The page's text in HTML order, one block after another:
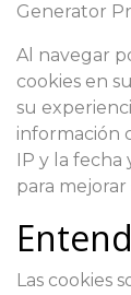
Generator
Al navegar
cookies en
su
información
IP y la fecha
para mejorar
Las cookies